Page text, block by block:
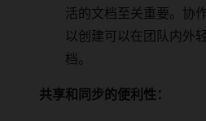
活的文档至关重要。协
以创建可以在团队内外
档。
共享和同步的便利性：